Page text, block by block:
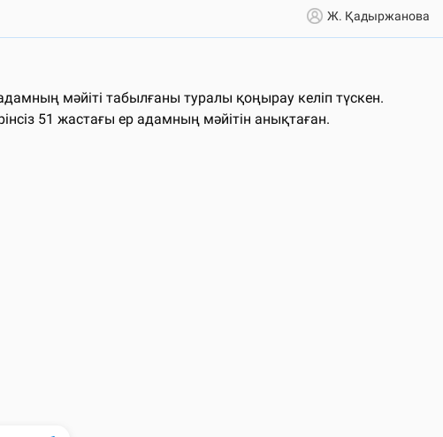
Ж. Қадыржанова
мәйіті табылғаны туралы қоңырау келіп түскен.
51 жастағы ер адамның мәйітін анықтаған.